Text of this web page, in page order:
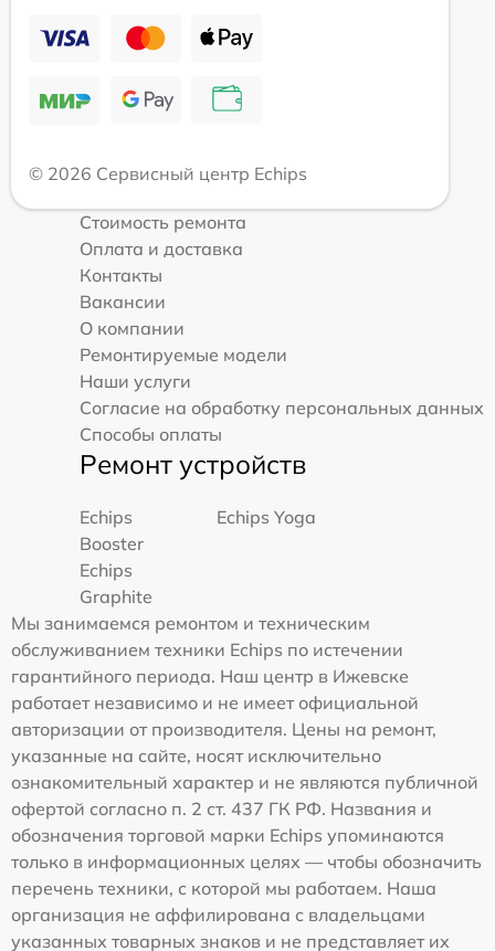
© 2026 Сервисный центр Echips
Стоимость ремонта
Оплата и доставка
Контакты
Вакансии
О компании
Ремонтируемые модели
Наши услуги
Согласие на обработку персональных данных
Способы оплаты
Ремонт устройств
Echips
Booster
Echips Yoga
Echips
Graphite
Мы занимаемся ремонтом и техническим
обслуживанием техники Echips по истечении
гарантийного периода. Наш центр в Ижевске
работает независимо и не имеет официальной
авторизации от производителя. Цены на ремонт,
указанные на сайте, носят исключительно
ознакомительный характер и не являются публичной
офертой согласно п. 2 ст. 437 ГК РФ. Названия и
обозначения торговой марки Echips упоминаются
только в информационных целях — чтобы обозначить
перечень техники, с которой мы работаем. Наша
организация не аффилирована с владельцами
указанных товарных знаков и не представляет их